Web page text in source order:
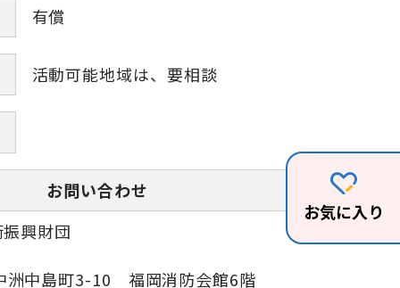
お気に入り
有償
活動可能地域は、要相談
お問い合わせ
興財団
洲中島町3-10 福岡消防会館6階